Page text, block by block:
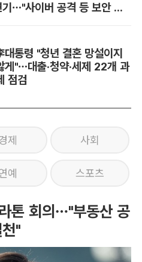
오픈AI, 차세대 AI 출시 연기…"사이버 공격 등 보안 위험"
대통령 "청년 결혼 망설이지
게"…대출·청약·세제 22개 과
점검
제 사회
예 스포츠
톤 회의…"부동산 공
"